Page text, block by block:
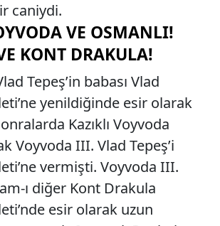
caniydi.
VE OSMANLI!
KONT DRAKULA!
Tepeş’in babası Vlad
yenildiğinde esir olarak
Kazıklı Voyvoda
Voyvoda III. Vlad Tepeş’i
vermişti. Voyvoda III.
ı diğer Kont Drakula
esir olarak uzun